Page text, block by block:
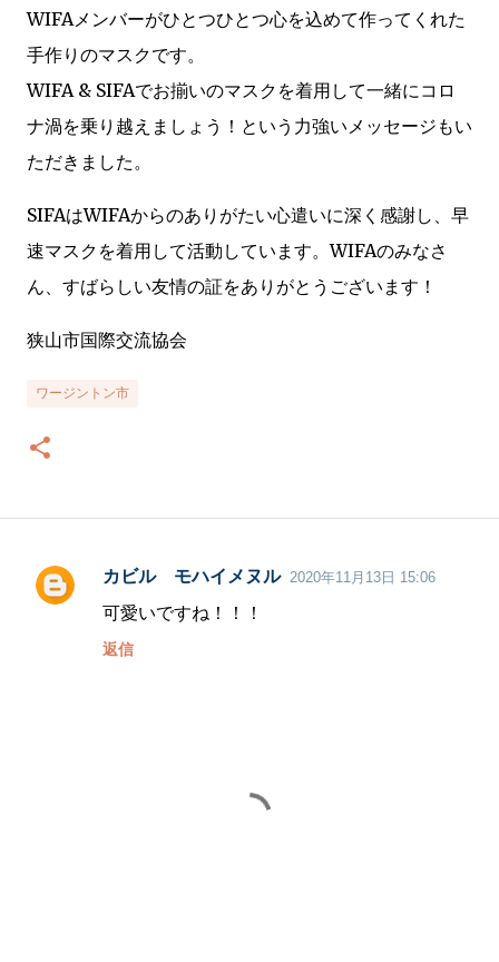
WIFAメンバーがひとつひとつ心を込めて作ってくれた
手作りのマスクです。
WIFA & SIFAでお揃いのマスクを着用して一緒にコロ
ナ渦を乗り越えましょう！という力強いメッセージもい
ただきました。
SIFAはWIFAからのありがたい心遣いに深く感謝し、早
速マスクを着用して活動しています。WIFAのみなさ
ん、すばらしい友情の証をありがとうございます！
狭山市国際交流協会
ワージントン市
コ
カビル モハイメヌル 2020年11月13日 15:06
可愛いですね！！！
返信